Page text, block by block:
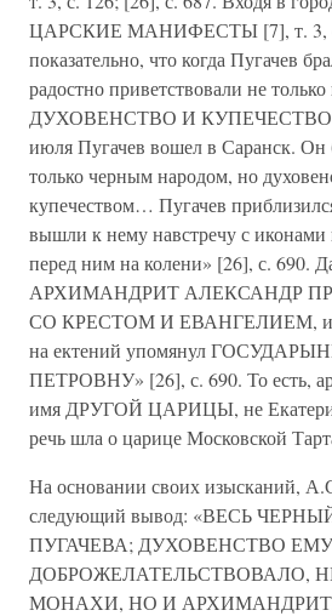
ЦАРСКИЕ МАНИФЕСТЫ [7], т. 3,
показательно, что когда Пугачев
радостно приветствовали не
ДУХОВЕНСТВО И КУПЕЧЕСТВО.
июля Пугачев вошел в Саранск. Он
только черным народом, но
купечеством… Пугачев
вышли к нему навстречу с
перед ним на колени» [26], с. 690.
АРХИМАНДРИТ АЛЕКСАНДР
СО КРЕСТОМ И ЕВАНГЕЛИЕМ, и
на ектений упомянул
ПЕТРОВНУ» [26], с. 690. То есть,
имя ДРУГОЙ ЦАРИЦЫ, не
речь шла о царице Московской
На основании своих изысканий,
следующий вывод: «ВЕСЬ
ПУГАЧЕВА; ДУХОВЕНСТВО ЕМУ
ДОБРОЖЕЛАТЕЛЬСТВОВАЛО,
МОНАХИ, НО И